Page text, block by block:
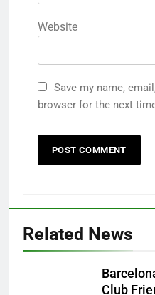
Website
Save my name,
browser for the next
Related News
Club